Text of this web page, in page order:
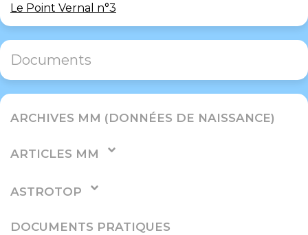
Le Point Vernal n°3
Documents
ARCHIVES MM (DONNÉES DE NAISSANCE)
ARTICLES MM
ASTROTOP
DOCUMENTS PRATIQUES